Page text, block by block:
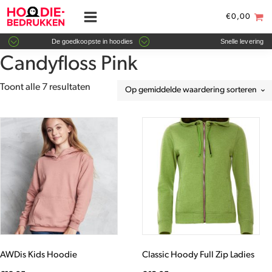
€0,00
De goedkoopste in hoodies Snelle levering
Candyfloss Pink
Toont alle 7 resultaten Gesorteerd
gemiddelde
AWDis Kids Hoodie
heeft
meerdere
variaties.
Deze
gekozen
op
de
Classic Hoody Full Zip Ladies
product
heeft
meerdere
variaties.
Deze
optie
gekozen
op
de